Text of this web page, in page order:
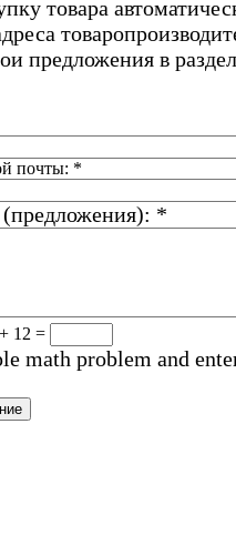
товара
предложения в
почты: *
(предложения): *
12 =
math problem and